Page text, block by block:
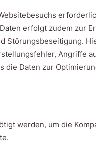
erfolgt zudem zur
Störungsbeseitigung.
Angriffe
die Daten zur
werden, um die